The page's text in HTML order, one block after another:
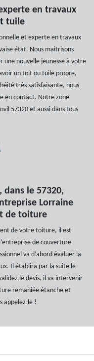
en travaux
tuile
et experte en travaux
état. Nous maitrisons
une nouvelle jeunesse à votre
un toit ou tuile propre,
très satisfaisante, nous
en contact. Notre zone
57320 et aussi dans tous
dans le 57320,
Lorraine
de toiture
de votre toiture, il est
de couverture
va d’abord évaluer la
Il établira par la suite le
le devis, il va intervenir
remaniée étanche et
appelez-le !